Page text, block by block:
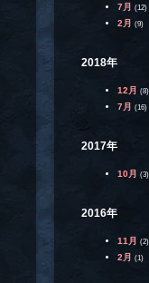
7月 (12)
2月 (9)
2018年
12月 (8)
7月 (16)
2017年
10月 (3)
2016年
11月 (2)
2月 (1)